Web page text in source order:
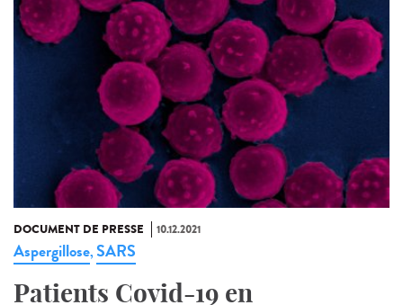
DOCUMENT DE PRESSE 10.12.2021
Aspergillose,SARS
Patients Covid-19 en